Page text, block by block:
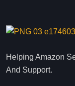
Helping Amazon
And Support.